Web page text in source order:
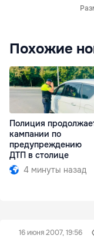
Похожие
Полиция
кампании по
предупреждению
ДТП в столице
4 минуты назад
16 июня 2007, 19:56